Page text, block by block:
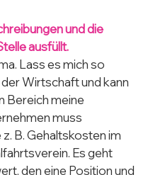
und die
ausfüllt.
Lass es mich so
Wirtschaft und kann
Bereich meine
muss
B. Gehaltskosten im
Es geht
den eine Position und